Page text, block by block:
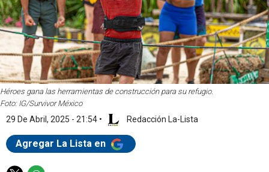
Héroes gana las herramientas de construcción para su refugio.
Foto: IG/Survivor México
29 De Abril, 2025 - 21:54 • Redacción La-Lista
Agregar La Lista en